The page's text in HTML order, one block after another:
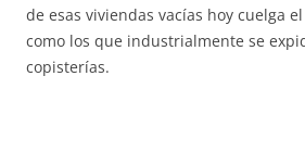
de esas viviendas vacías hoy cuelga el
como los que industrialmente se
copisterías.